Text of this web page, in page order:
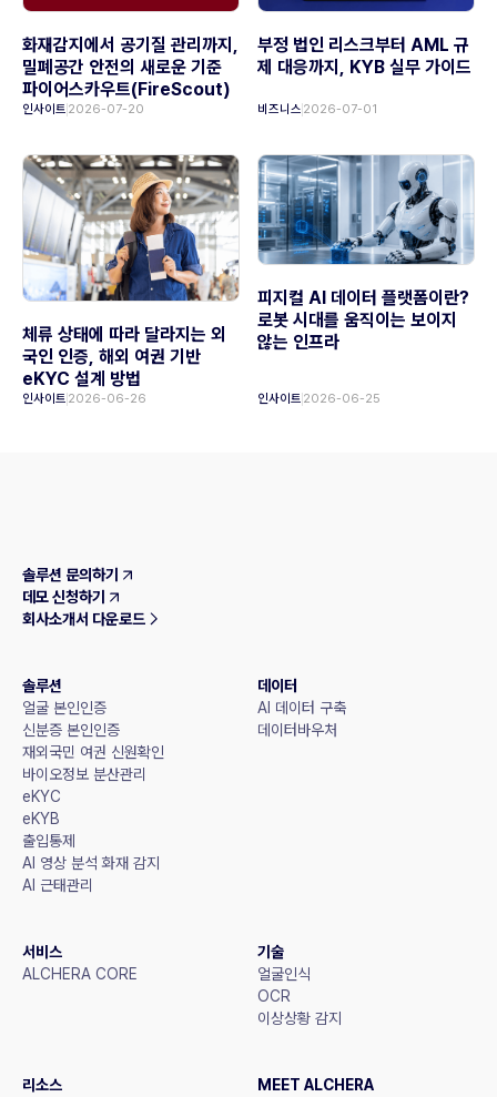
화재감지에서 공기질 관리까지,
밀폐공간 안전의 새로운 기준
파이어스카우트(FireScout)
인사이트 2026-07-20
부정 법인 리스크부터 AML 규
제 대응까지, KYB 실무 가이드
비즈니스 2026-07-01
체류 상태에 따라 달라지는 외
국인 인증, 해외 여권 기반
eKYC 설계 방법
인사이트 2026-06-26
피지컬 AI 데이터 플랫폼이란?
로봇 시대를 움직이는 보이지
않는 인프라
인사이트 2026-06-25
솔루션 문의하기
데모 신청하기
회사소개서 다운로드
솔루션
얼굴 본인인증
신분증 본인인증
재외국민 여권 신원확인
바이오정보 분산관리
eKYC
eKYB
출입통제
AI 영상 분석 화재 감지
AI 근태관리
데이터
AI 데이터 구축
데이터바우처
서비스
ALCHERA CORE
기술
얼굴인식
OCR
이상상황 감지
리소스 MEET ALCHERA